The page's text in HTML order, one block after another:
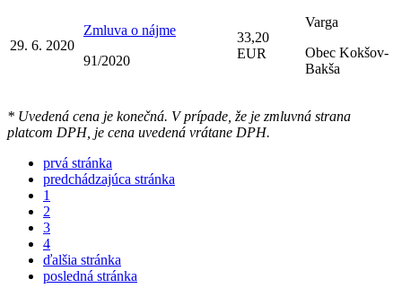
29. 6. 2020
Zmluva o nájme
91/2020
33,20
EUR
Varga
Obec Kokšov-
Bakša
* Uvedená cena je konečná. V prípade, že je zmluvná strana
platcom DPH, je cena uvedená vrátane DPH.
prvá stránka
predchádzajúca stránka
1
2
3
4
ďalšia stránka
posledná stránka